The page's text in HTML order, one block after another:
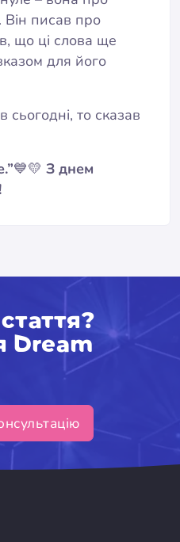
Він писав про
що ці слова ще
для його
сьогодні, то сказав
💙💛 З днем
Dream